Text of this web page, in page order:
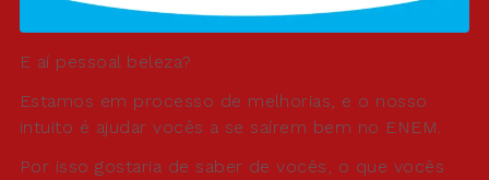
E aí pessoal beleza?
Estamos em processo de melhorias, e o nosso
intuito é ajudar vocês a se saírem bem no ENEM.
Por isso gostaria de saber de vocês, o que vocês